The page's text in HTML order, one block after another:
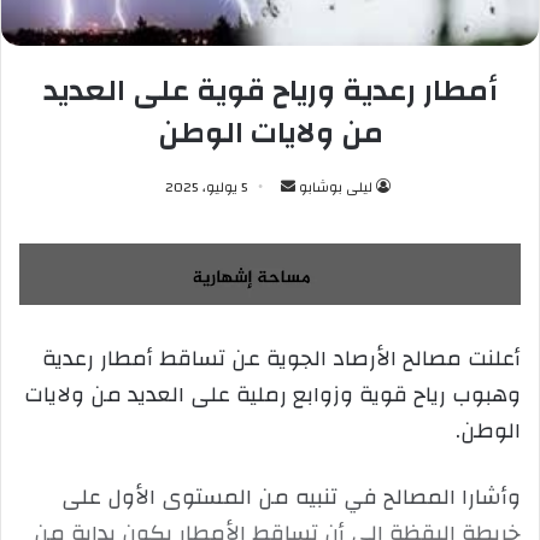
أمطار رعدية ورياح قوية على العديد
من ولايات الوطن
ليلى بوشابو
س
ل
ب
ي
د
ك
ت
5 يوليو، 2025
أعلنت مصالح الأرصاد الجوية عن تساقط أمطار رعدية
وهبوب رياح قوية وزوابع رملية على العديد من ولايات
الوطن.
وأشارا المصالح في تنبيه من المستوى الأول على